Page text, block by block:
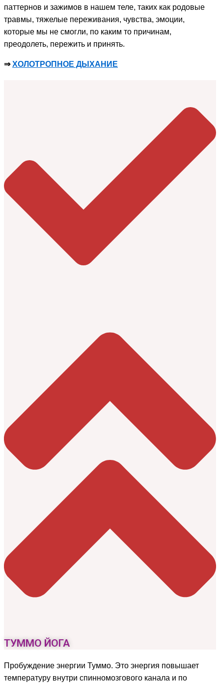
паттернов и зажимов в нашем теле, таких как родовые
травмы, тяжелые переживания, чувства, эмоции,
которые мы не смогли, по каким то причинам,
преодолеть, пережить и принять.
⇒ХОЛОТРОПНОЕ ДЫХАНИЕ
ТУММО ЙОГА
Пробуждение энергии Туммо. Это энергия повышает
температуру внутри спинномозгового канала и по